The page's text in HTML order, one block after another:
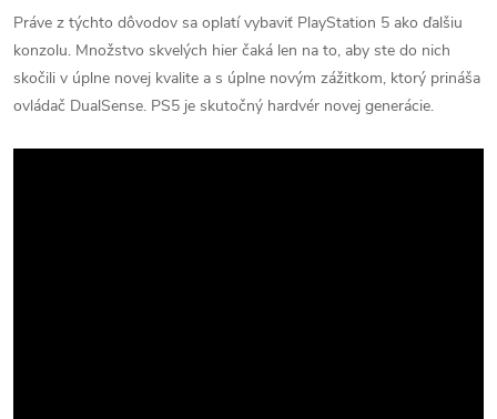
Práve z týchto dôvodov sa oplatí vybaviť PlayStation 5 ako ďalšiu
konzolu. Množstvo skvelých hier čaká len na to, aby ste do nich
skočili v úplne novej kvalite a s úplne novým zážitkom, ktorý prináša
ovládač DualSense. PS5 je skutočný hardvér novej generácie.